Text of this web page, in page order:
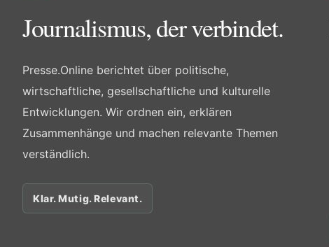
Journalismus, der verbindet.
Presse.Online berichtet über politische,
wirtschaftliche, gesellschaftliche und kulturelle
Entwicklungen. Wir ordnen ein, erklären
Zusammenhänge und machen relevante Themen
verständlich.
Klar. Mutig. Relevant.